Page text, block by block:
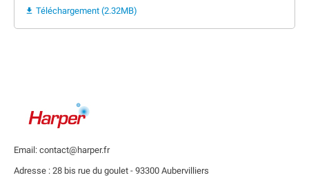
 Téléchargement (2.32MB)
Email: contact@harper.fr
Adresse : 28 bis rue du goulet - 93300 Aubervilliers